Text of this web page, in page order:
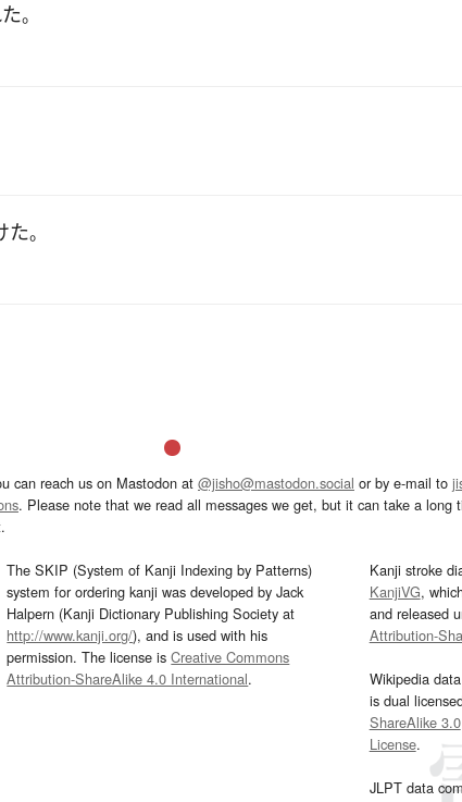
。
た。
can reach us on Mastodon at @jisho@mastodon.social or by e-mail to
. Please note that we read all messages we get, but it can take a long
The SKIP (System of Kanji Indexing by Patterns)
system for ordering kanji was developed by Jack
Halpern (Kanji Dictionary Publishing Society at
http://www.kanji.org/), and is used with his
permission. The license isCreative Commons
Attribution-ShareAlike 4.0 International.
Kanji stroke
KanjiVG,
and released
Attribution-
Wikipedia
is dual
ShareAlike 3.0
License.
JLPT data